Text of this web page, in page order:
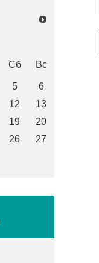
Сб Вс
5
6
12
13
19
20
26
27